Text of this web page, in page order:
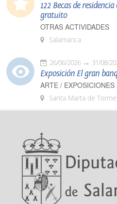
122 Becas de
gratuito
OTRAS ACTIVIDADES
Salamanca
26/06/2026 31/08/
Exposición El gran
ARTE / EXPOSICIONES
Santa Marta de